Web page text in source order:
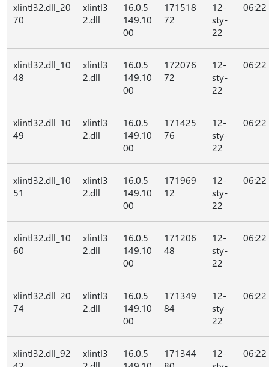
xlintl32.dll_20
70
xlintl3
2.dll
16.0.5
149.10
00
171518
72
12-
sty-
22
06:22
xlintl32.dll_10
48
xlintl3
2.dll
16.0.5
149.10
00
172076
72
12-
sty-
22
06:22
xlintl32.dll_10
49
xlintl3
2.dll
16.0.5
149.10
00
171425
76
12-
sty-
22
06:22
xlintl32.dll_10
51
xlintl3
2.dll
16.0.5
149.10
00
171969
12
12-
sty-
22
06:22
xlintl32.dll_10
60
xlintl3
2.dll
16.0.5
149.10
00
171206
48
12-
sty-
22
06:22
xlintl32.dll_20
74
xlintl3
2.dll
16.0.5
149.10
00
171349
84
12-
sty-
22
06:22
xlintl32.dll_92
xlintl3
16.0.5
171344
12-
06:22